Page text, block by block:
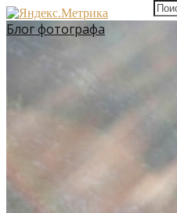
Блог фотографа